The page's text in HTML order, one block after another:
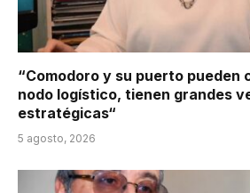
“Comodoro y su puerto pueden
nodo logístico, tienen grandes
estratégicas“
5 agosto, 2026